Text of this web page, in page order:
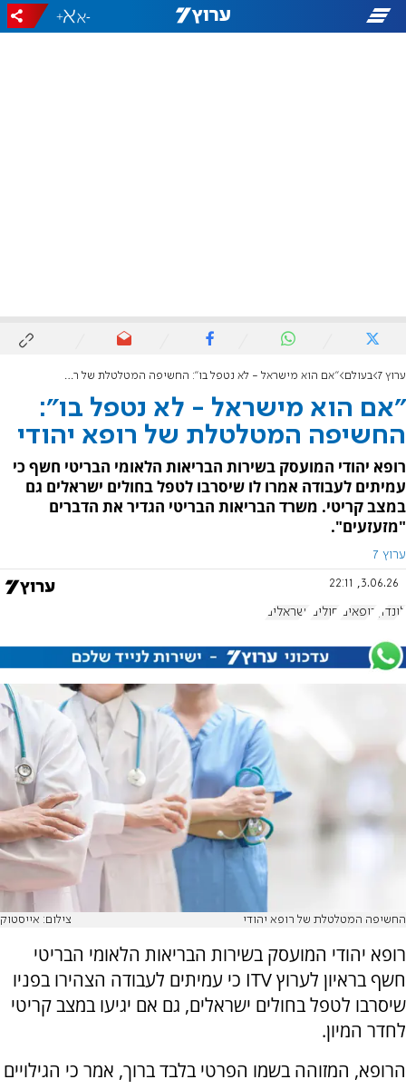
-
+
ערוץ 7 בעולם "אם הוא מישראל - לא נטפל בו": החשיפה המטלטלת של רופא יהודי
"אם הוא מישראל - לא נטפל בו":
החשיפה המטלטלת של רופא יהודי
רופא יהודי המועסק בשירות הבריאות הלאומי הבריטי חשף כי
עמיתים לעבודה אמרו לו שיסרבו לטפל בחולים ישראלים גם
במצב קריטי. משרד הבריאות הבריטי הגדיר את הדברים
"מזעזעים".
ערוץ 7
3.06.26, 22:11
לונדון רופאים חולים ישראלים
החשיפה המטלטלת של רופא יהודי צילום: אייסטוק
רופא יהודי המועסק בשירות הבריאות הלאומי הבריטי
חשף בראיון לערוץ ITV כי עמיתים לעבודה הצהירו בפניו
שיסרבו לטפל בחולים ישראלים, גם אם יגיעו במצב קריטי
לחדר המיון.
הרופא, המזוהה בשמו הפרטי בלבד ברוך, אמר כי הגילויים